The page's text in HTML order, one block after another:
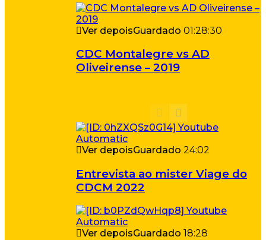
Ver depoisGuardado 01:28:30
CDC Montalegre vs AD
Oliveirense – 2019
Ver depoisGuardado 24:02
Entrevista ao mister Viage do
CDCM 2022
Ver depoisGuardado 18:28